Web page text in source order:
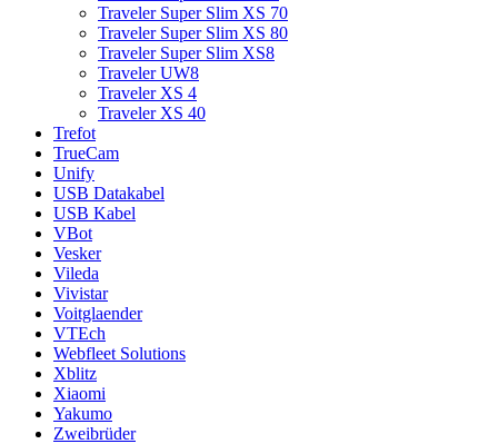
Traveler Super Slim XS 70
Traveler Super Slim XS 80
Traveler Super Slim XS8
Traveler UW8
Traveler XS 4
Traveler XS 40
Trefot
TrueCam
Unify
USB Datakabel
USB Kabel
VBot
Vesker
Vileda
Vivistar
Voitglaender
VTEch
Webfleet Solutions
Xblitz
Xiaomi
Yakumo
Zweibrüder